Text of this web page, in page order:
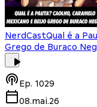
NerdCastQual é a
Grego de Buraco
Ep. 1029
08.mai.26